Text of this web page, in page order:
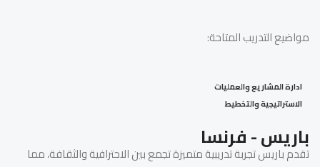
مواضيع التدريب المتاحة:
ادارة المشاريع والعمليات
الاستراتيجية والتخطيط
باريس - فرنسا
تقدم باريس تجربة تدريبية متميزة تجمع بين الاحترافية والثقافة، مما